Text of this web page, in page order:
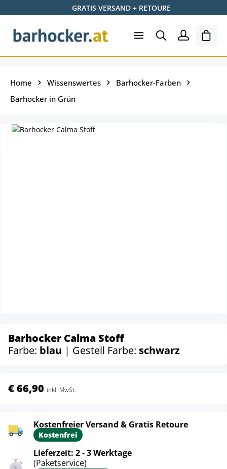
Zum Hauptinhalt springenGRATIS VERSAND + RETOURE
Home Wissenswertes
Barhocker-Farben
Barhocker in Grün
Barhocker Calma Stoff
Farbe: blau | Gestell Farbe: schwarz
€ 66,90 inkl. MwSt.
Kostenfreier Versand & Gratis Retoure
Kostenfrei
Lieferzeit: 2 - 3 Werktage
(Paketservice)